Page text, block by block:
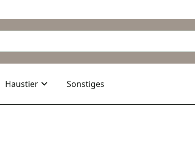
Haustier Sonstiges